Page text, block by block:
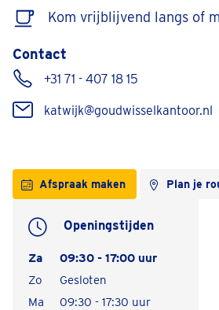
Kom vrijblijvend langs of
Contact
+31 71 - 407 18 15
katwijk@goudwisselkantoor.nl
Afspraak maken Plan je
Openingstijden
Za
09:30 - 17:00 uur
Zo
Gesloten
Ma
09:30 - 17:30 uur